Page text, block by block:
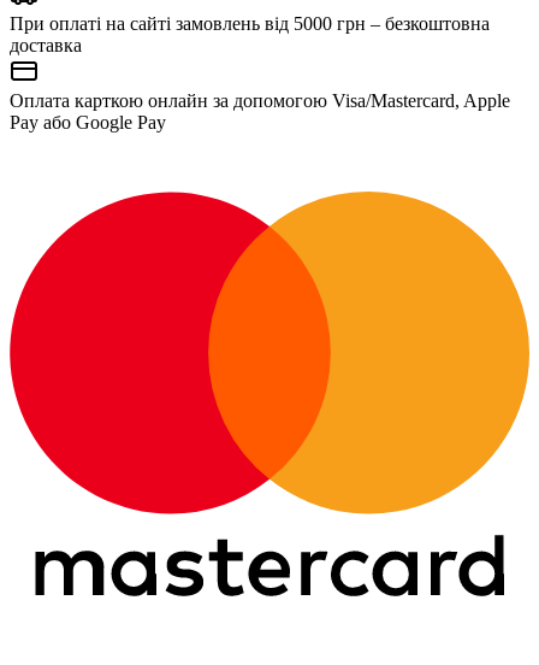
При оплаті на сайті замовлень від 5000 грн – безкоштовна
доставка
Оплата карткою онлайн за допомогою Visa/Mastercard, Apple
Pay або Google Pay